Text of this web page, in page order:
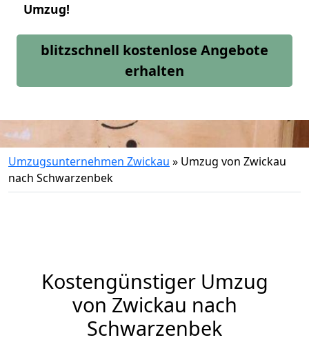
Umzug!
blitzschnell kostenlose Angebote
erhalten
Umzugsunternehmen Zwickau » Umzug von Zwickau
nach Schwarzenbek
Kostengünstiger Umzug
von Zwickau nach
Schwarzenbek